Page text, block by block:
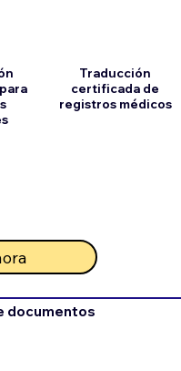
Traducción
certificada de
registros médicos
documentos